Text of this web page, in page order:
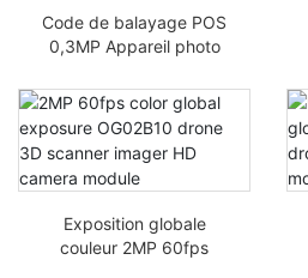
Code de balayage POS
0,3MP Appareil photo
Module d’exposition
globale 180fps
Exposition globale
couleur 2MP 60fps